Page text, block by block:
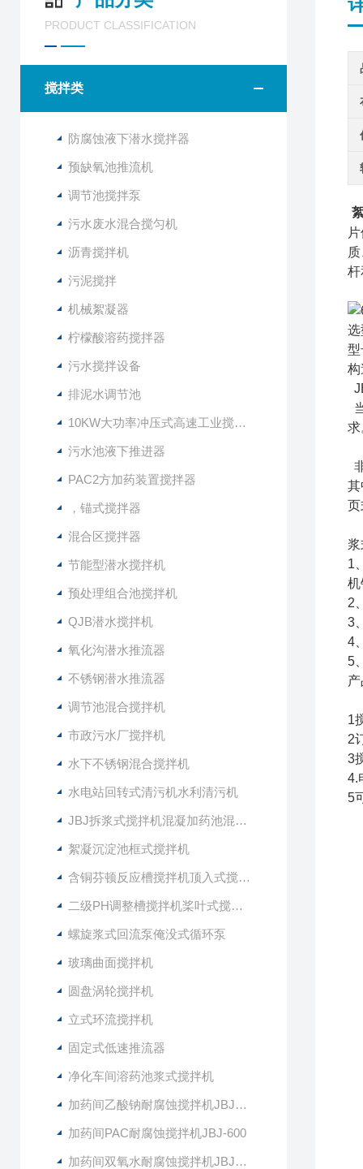
PRODUCT CLASSIFICATION
搅拌类
防腐蚀液下潜水搅拌器
预缺氧池推流机
调节池搅拌泵
污水废水混合搅匀机
沥青搅拌机
污泥搅拌
机械絮凝器
柠檬酸溶药搅拌器
污水搅拌设备
排泥水调节池
10KW大功率冲压式高速工业搅拌设备
污水池液下推进器
PAC2方加药装置搅拌器
，锚式搅拌器
混合区搅拌器
节能型潜水搅拌机
预处理组合池搅拌机
QJB潜水搅拌机
氧化沟潜水推流器
不锈钢潜水推流器
调节池混合搅拌机
市政污水厂搅拌机
水下不锈钢混合搅拌机
水电站回转式清污机水利清污机
JBJ拆浆式搅拌机混凝加药池混合型搅拌器
絮凝沉淀池框式搅拌机
含铜芬顿反应槽搅拌机顶入式搅拌器
二级PH调整槽搅拌机桨叶式搅拌器
螺旋浆式回流泵俺没式循环泵
玻璃曲面搅拌机
圆盘涡轮搅拌机
立式环流搅拌机
固定式低速推流器
净化车间溶药池浆式搅拌机
加药间乙酸钠耐腐蚀搅拌机JBJ-400
加药间PAC耐腐蚀搅拌机JBJ-600
加药间双氧水耐腐蚀搅拌机JBJ-300
杆
选
型
构
求
其
页
1
机
2
3
4
5
1
2
3
4.
5